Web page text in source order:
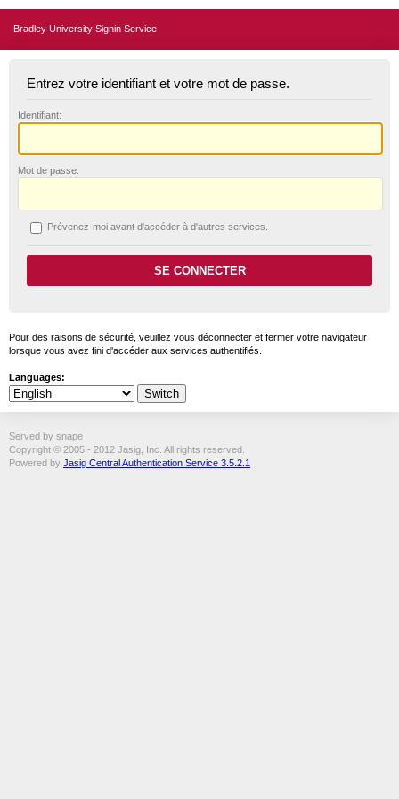
Bradley University Signin Service
Entrez votre identifiant et votre mot de passe.
Identifiant:
Mot de passe:
Prévenez-moi avant d'accéder à d'autres services.
Pour des raisons de sécurité, veuillez vous déconnecter et fermer votre navigateur
lorsque vous avez fini d'accéder aux services authentifiés.
Languages:
Served by snape
Copyright © 2005 - 2012 Jasig, Inc. All rights reserved.
Powered by Jasig Central Authentication Service 3.5.2.1